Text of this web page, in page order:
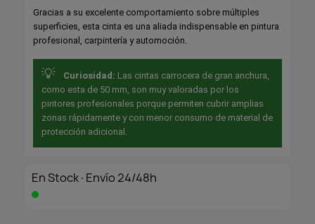
Gracias a su excelente comportamiento sobre múltiples
superficies, esta cinta es una aliada indispensable en pintura
profesional, carpintería y automoción.
💡 Curiosidad: Las cintas carrocera de gran anchura,
como esta de 50 mm, son muy valoradas por los
pintores profesionales porque permiten cubrir amplias
zonas rápidamente y con menor consumo de material de
protección adicional.
En Stock·Envío 24/48h